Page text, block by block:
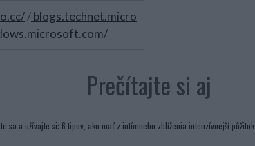
/blogs.technet.micro
Prečítajte si aj
sa a užívajte si: 6 tipov, ako mať z intímneho zblíženia intenzívnejší pôžitok